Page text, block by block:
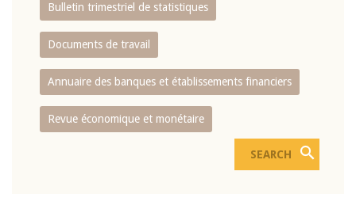
Bulletin trimestriel de statistiques
Documents de travail
Annuaire des banques et établissements financiers
Revue économique et monétaire